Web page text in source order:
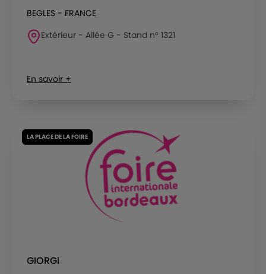
BEGLES - FRANCE
Extérieur - Allée G - Stand n° 1321
En savoir +
LA PLACE DE LA FOIRE
GIORGI